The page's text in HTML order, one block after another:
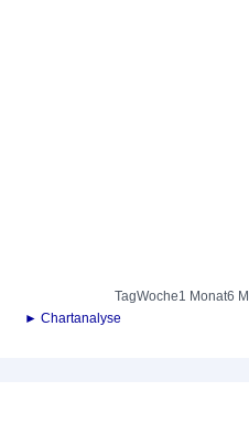
TagWoche1 Monat6
► Chartanalyse